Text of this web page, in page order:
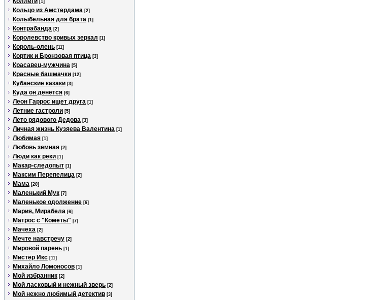
[1]
Кольцо из Амстердама [2]
Колыбельная для брата [1]
Контрабанда [2]
Королевство кривых зеркал [1]
Король-олень [11]
Кортик и Бронзовая птица [3]
Красавец-мужчина [5]
Красные башмачки [12]
Кубанские казаки [3]
Куда он денется [6]
Леон Гаррос ищет друга [1]
Летние гастроли [5]
Лето рядового Дедова [3]
Личная жизнь Кузяева Валентина [1]
Любимая [1]
Любовь земная [2]
Люди как реки [1]
Макар-следопыт [1]
Максим Перепелица [2]
Мама [20]
Маленький Мук [7]
Маленькое одолжение [6]
Мария, Мирабела [6]
Матрос с "Кометы" [7]
Мачеха [2]
Мечте навстречу [2]
Мировой парень [1]
Мистер Икс [11]
Михайло Ломоносов [1]
Мой избранник [2]
Мой ласковый и нежный зверь [2]
Мой нежно любимый детектив [3]